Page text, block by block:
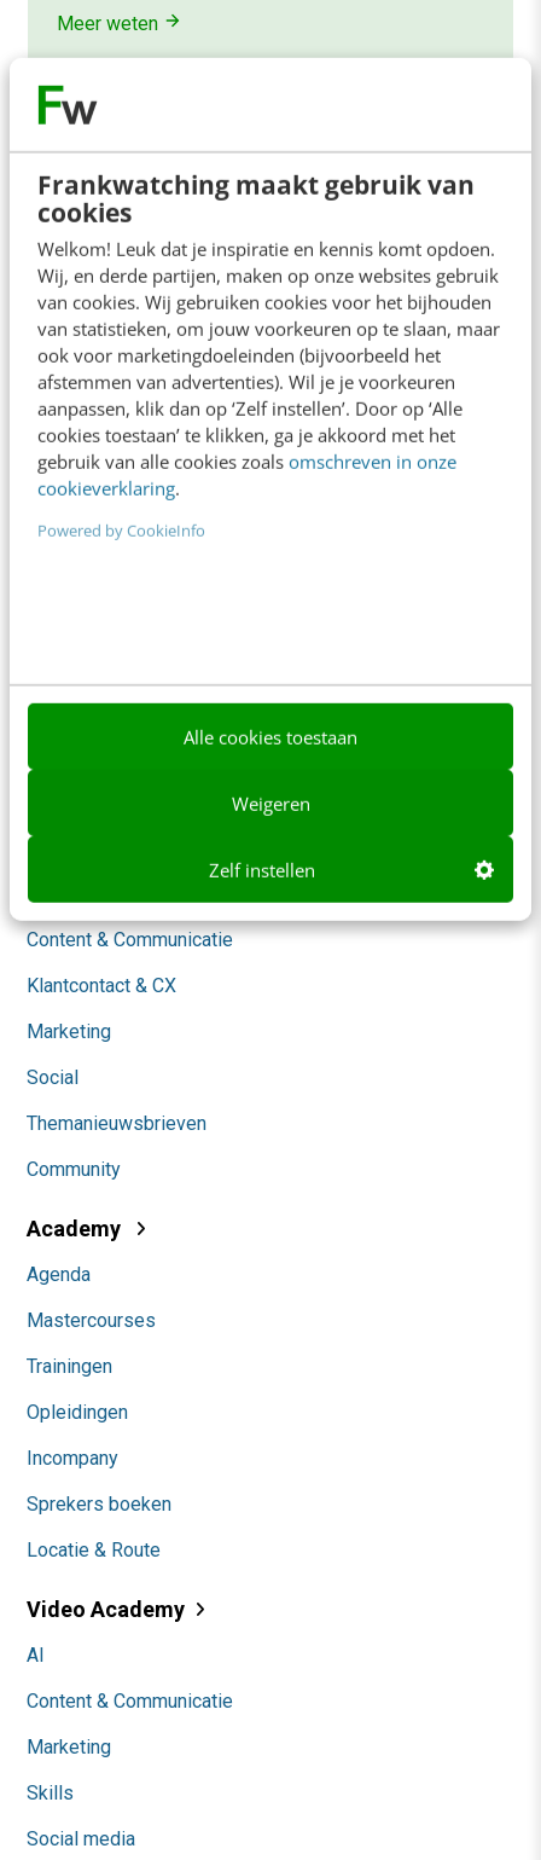
Frankwatching maakt gebruik van
cookies
Welkom! Leuk dat je inspiratie en kennis komt opdoen.
Wij, en derde partijen, maken op onze websites gebruik
van cookies. Wij gebruiken cookies voor het bijhouden
van statistieken, om jouw voorkeuren op te slaan, maar
ook voor marketingdoeleinden (bijvoorbeeld het
afstemmen van advertenties). Wil je je voorkeuren
aanpassen, klik dan op ‘Zelf instellen’. Door op ‘Alle
cookies toestaan’ te klikken, ga je akkoord met het
gebruik van alle cookies zoals omschreven in onze
cookieverklaring.
Powered by CookieInfo
Alle cookies toestaan
Weigeren
Zelf instellen
Meer weten
Contact
redactie@frankwatching.com
+31 30 200 1045
Tarieven
Meer contactopties
Frankwatching
Blog
AI & Tech
Content & Communicatie
Klantcontact & CX
Marketing
Social
Themanieuwsbrieven
Community
Academy
Agenda
Mastercourses
Trainingen
Opleidingen
Incompany
Sprekers boeken
Locatie & Route
Video Academy
AI
Content & Communicatie
Marketing
Skills
Social media